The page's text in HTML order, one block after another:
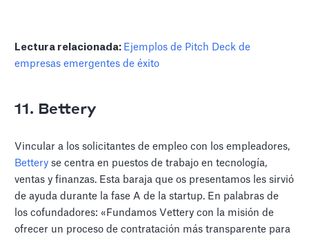
Lectura relacionada: Ejemplos de Pitch Deck de
empresas emergentes de éxito
11. Bettery
Vincular a los solicitantes de empleo con los empleadores,
Bettery se centra en puestos de trabajo en tecnología,
ventas y finanzas. Esta baraja que os presentamos les sirvió
de ayuda durante la fase A de la startup. En palabras de
los cofundadores: «Fundamos Vettery con la misión de
ofrecer un proceso de contratación más transparente para